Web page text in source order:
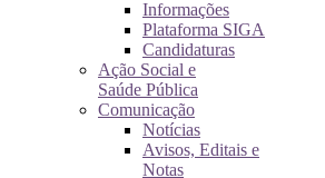
Informações
Plataforma SIGA
Candidaturas
Ação Social e
Saúde Pública
Comunicação
Notícias
Avisos, Editais e
Notas